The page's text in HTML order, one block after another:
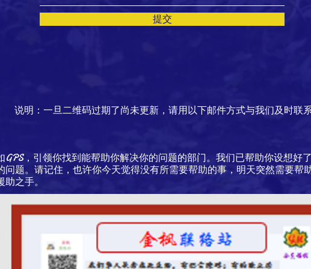
提交
说明：一旦二维码过期了尚未更新，请用以下邮件方式与我们及时联系
GPS，引领你找到能帮助你解决你的问题的部门。我们已帮助你设想好
问题。请记住，也许你今天觉得没有所需要帮助的事，明天突然需要帮
之手。